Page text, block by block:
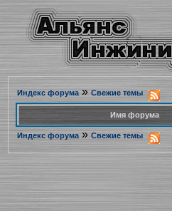
Индекс форума» Свежие темы
Имя форума
Индекс форума » Свежие темы